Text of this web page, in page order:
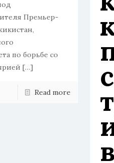
Премьер-
по борьбе со
[…]
Read more
в